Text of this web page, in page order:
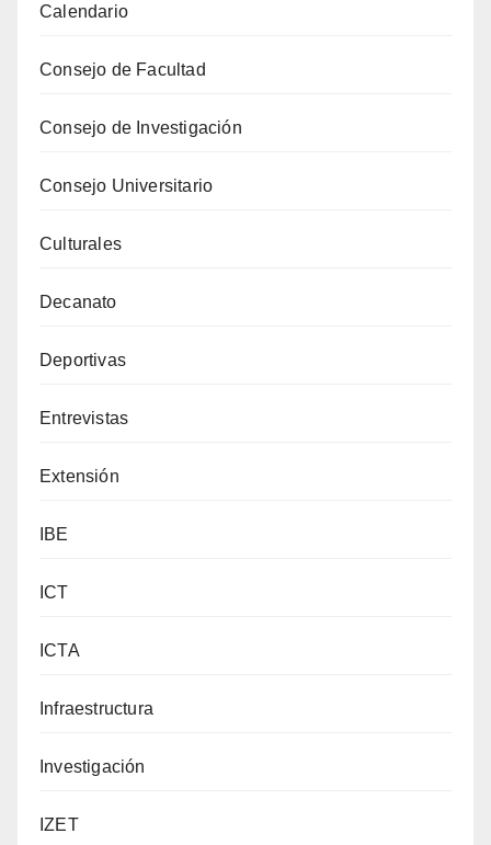
Calendario
Consejo de Facultad
Consejo de Investigación
Consejo Universitario
Culturales
Decanato
Deportivas
Entrevistas
Extensión
IBE
ICT
ICTA
Infraestructura
Investigación
IZET